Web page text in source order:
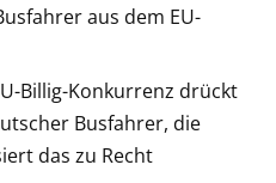
aus dem EU-
Billig-Konkurrenz drückt
Busfahrer, die
das zu Recht